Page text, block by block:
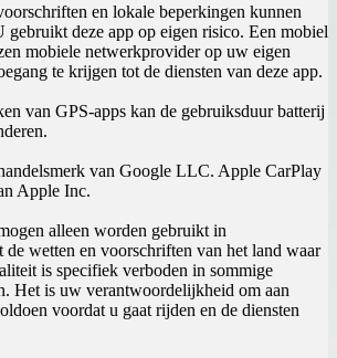
en lokale beperkingen kunnen
gebruikt deze app op eigen risico. Een mobiel
mobiele netwerkprovider op uw eigen
te krijgen tot de diensten van deze app.
van GPS-apps kan de gebruiksduur batterij
van Google LLC. Apple CarPlay
Apple Inc.
alleen worden gebruikt in
de wetten en voorschriften van het land waar
is specifiek verboden in sommige
Het is uw verantwoordelijkheid om aan
voordat u gaat rijden en de diensten